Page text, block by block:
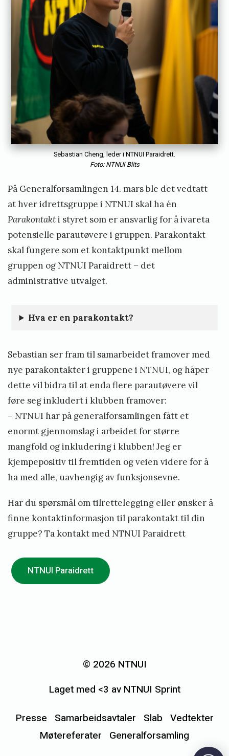
Sebastian Cheng, leder i NTNUI Paraidrett.
Foto: NTNUI Blits
På Generalforsamlingen 14. mars ble det vedtatt
at hver idrettsgruppe i NTNUI skal ha én
Parakontakti styret som er ansvarlig for å ivareta
potensielle parautøvere i gruppen. Parakontakt
skal fungere som et kontaktpunkt mellom
gruppen og NTNUI Paraidrett – det
administrative utvalget.
Hva er en parakontakt?
Sebastian ser fram til samarbeidet framover med
nye parakontakter i gruppene i NTNUI, og håper
dette vil bidra til at enda flere parautøvere vil
føre seg inkludert i klubben framover:
– NTNUI har på generalforsamlingen fått et
enormt gjennomslag i arbeidet for større
mangfold og inkludering i klubben! Jeg er
kjempepositiv til fremtiden og veien videre for å
ha med alle, uavhengig av funksjonsevne.
Har du spørsmål om tilrettelegging eller ønsker å
finne kontaktinformasjon til parakontakt til din
gruppe? Ta kontakt med NTNUI Paraidrett
NTNUI Paraidrett
© 2026 NTNUI
Laget med <3 av NTNUI Sprint
Presse Samarbeidsavtaler Slab Vedtekter
Møtereferater
Generalforsamling